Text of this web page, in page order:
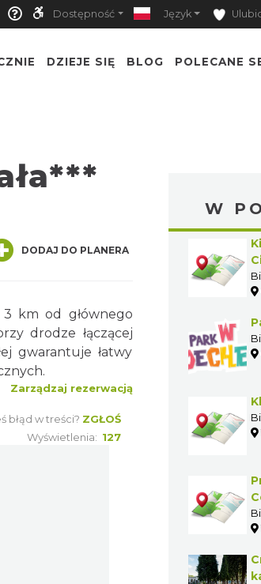
Dostępność Język
DZIEJE SIĘ BLOG POLECANE
DODAJ DO PLANERA
3 km od głównego
drodze łączącej
gwarantuje łatwy
Zarządzaj rezerwacją
błąd w treści? ZGŁOŚ
Wyświetlenia: 127
W